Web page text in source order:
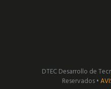
DTEC Desarrollo de
Reservados •